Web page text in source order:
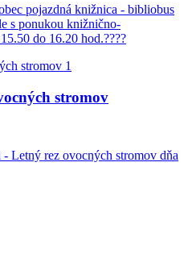
pojazdná knižnica - bibliobus
s ponukou knižnično-
do 16.20 hod.????
stromov
Letný rez ovocných stromov dňa